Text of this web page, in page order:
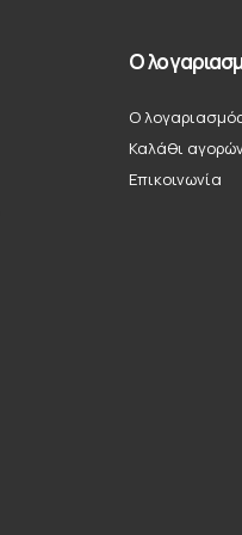
Ο
Ο
Καλάθι
Επικοινωνία